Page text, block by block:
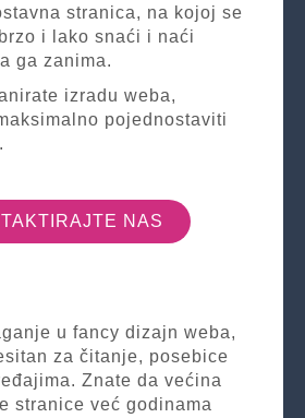
stranica, na kojoj se
i lako snaći i naći
ga zanima.
izradu weba,
pojednostaviti
NAS
u fancy dizajn weba,
za čitanje, posebice
Znate da većina
stranice već godinama